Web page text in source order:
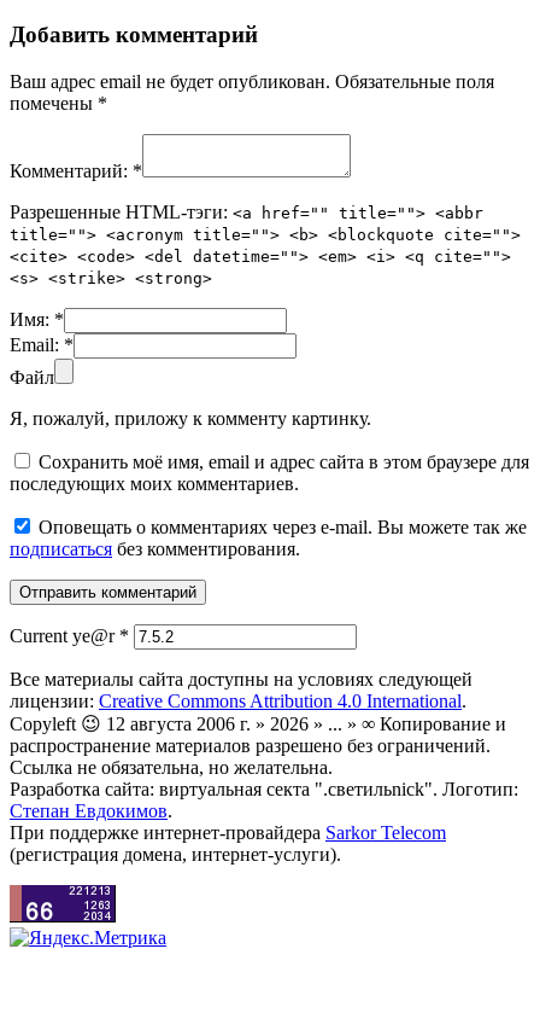
Добавить комментарий
Ваш адрес email не будет опубликован. Обязательные поля
помечены *
Комментарий: *
Разрешенные HTML-тэги: <a href="" title=""> <abbr
title=""> <acronym title=""> <b> <blockquote cite="">
<cite> <code> <del datetime=""> <em> <i> <q cite="">
<s> <strike> <strong>
Имя: *
Email: *
Файл
Я, пожалуй, приложу к комменту картинку.
Сохранить моё имя, email и адрес сайта в этом браузере для
последующих моих комментариев.
Оповещать о комментариях через e-mail. Вы можете так же
подписаться без комментирования.
Current ye@r *
Все материалы сайта доступны на условиях следующей
лицензии: Creative Commons Attribution 4.0 International.
Copyleft 😉 12 августа 2006 г. » 2026 » ... » ∞ Копирование и
распространение материалов разрешено без ограничений.
Ссылка не обязательна, но желательна.
Разработка сайта: виртуальная секта ".светильnick". Логотип:
Степан Евдокимов.
При поддержке интернет-провайдера Sarkor Telecom
(регистрация домена, интернет-услуги).